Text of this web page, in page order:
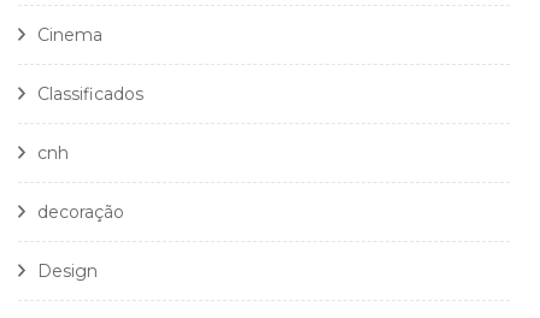
Cinema
Classificados
cnh
decoração
Design